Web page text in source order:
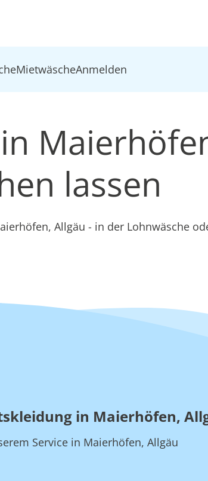
MietwäscheAnmelden
lassen
Allgäu - in der Lohnwäsche
in Maierhöfen,
Service in Maierhöfen, Allgäu